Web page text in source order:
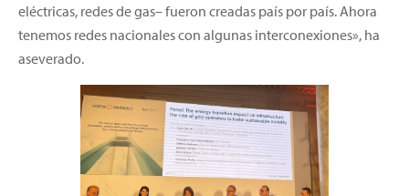
eléctricas, redes de gas– fueron creadas país por país. Ahora
tenemos redes nacionales con algunas interconexiones», ha
aseverado.